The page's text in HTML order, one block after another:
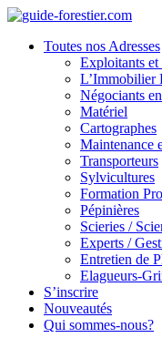
Toutes nos Adresses
Exploitants et
L’Immobilier
Négociants
Matériel
Cartographes
Maintenance
Transporteurs
Sylvicultures
Formation
Pépinières
Scieries /
Experts /
Entretien de
Elagueurs-
S’inscrire
Nouveautés
Qui sommes-nous?